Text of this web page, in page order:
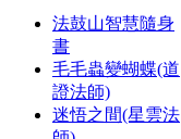
法鼓山智慧隨身
書
毛毛蟲變蝴蝶(道
證法師)
迷悟之間(星雲法